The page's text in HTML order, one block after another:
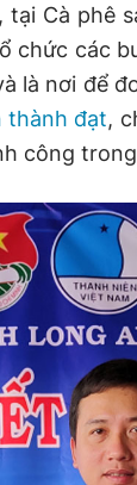
Cà phê
chức các
là nơi để
thành đạt,
công trong